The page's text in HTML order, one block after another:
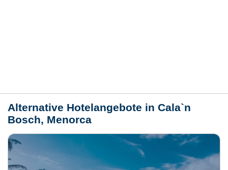
Alternative Hotelangebote in Cala`n
Bosch, Menorca